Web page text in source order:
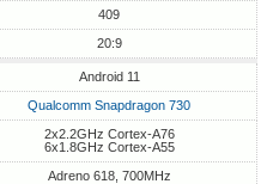
409
20:9
Android 11
Qualcomm Snapdragon 730
2x2.2GHz Cortex-A76
6x1.8GHz Cortex-A55
Adreno 618, 700MHz